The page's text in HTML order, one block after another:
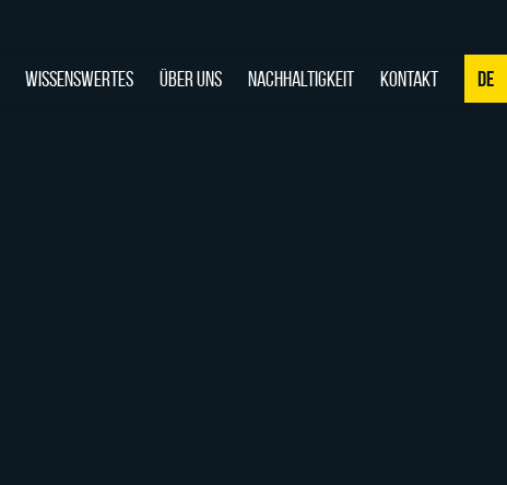
WISSENSWERTES ÜBER UNS NACHHALTIGKEIT KONTAKT DE